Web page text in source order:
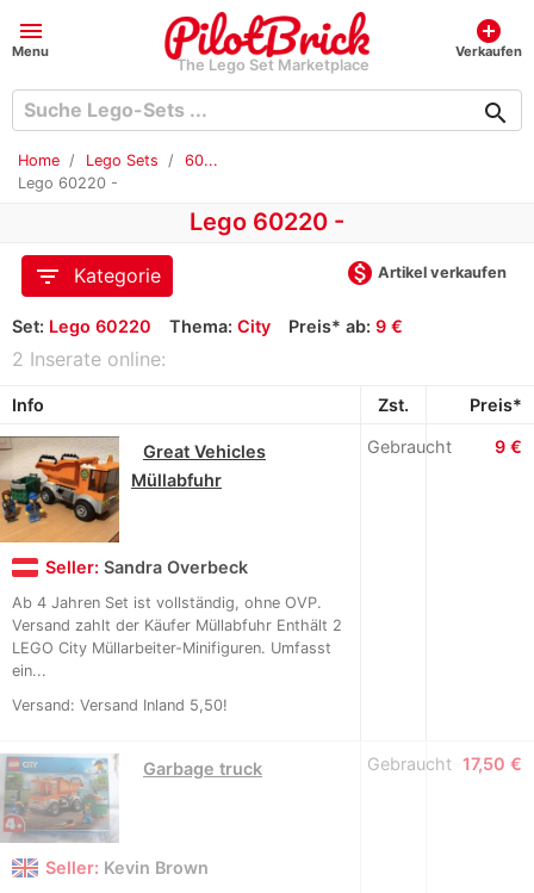
menu
Menu
The Lego Set Marketplace
add_circle
Verkaufen
search
Home Lego Sets
60...
Lego 60220 -
Lego 60220 -
filter_list
Kategorie monetization_on Artikel verkaufen
Set: Lego 60220 Thema: City Preis* ab: 9 €
2 Inserate online:
Info Zst. Preis*
Great Vehicles
Müllabfuhr
Seller: Sandra Overbeck
Ab 4 Jahren Set ist vollständig, ohne OVP.
Versand zahlt der Käufer Müllabfuhr Enthält 2
LEGO City Müllarbeiter-Minifiguren. Umfasst
ein...
Versand: Versand Inland 5,50!
Gebraucht 9 €
Garbage truck
Seller: Kevin Brown
Gebraucht 17,50 €